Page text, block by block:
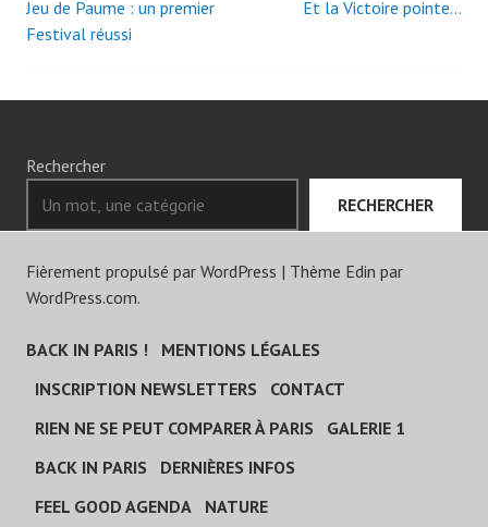
Navigation
Jeu de Paume : un premier
Festival réussi
Et la Victoire pointe…
Rechercher
RECHERCHER
Fièrement propulsé par WordPress | Thème Edin par
WordPress.com.
BACK IN PARIS !
MENTIONS LÉGALES
INSCRIPTION NEWSLETTERS
CONTACT
RIEN NE SE PEUT COMPARER À PARIS
GALERIE 1
BACK IN PARIS
DERNIÈRES INFOS
FEEL GOOD AGENDA
NATURE